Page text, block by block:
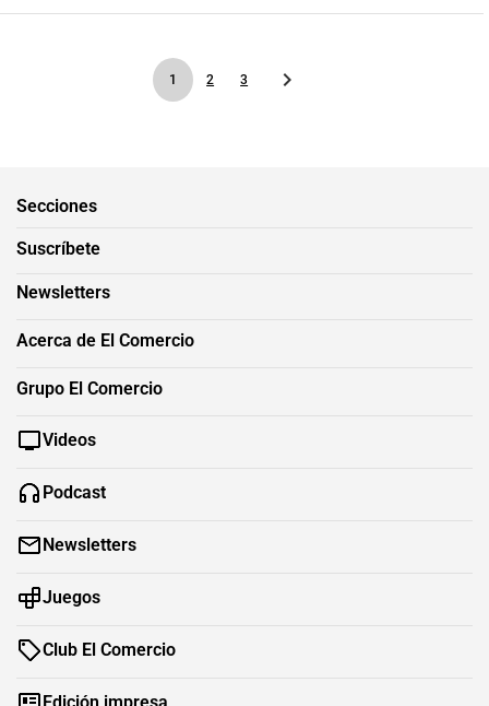
1 2 3
Secciones
Suscríbete
Newsletters
Acerca de El Comercio
Grupo El Comercio
Videos
Podcast
Newsletters
Juegos
Club El Comercio
Edición impresa